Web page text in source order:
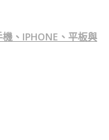
機、IPHONE、平板與